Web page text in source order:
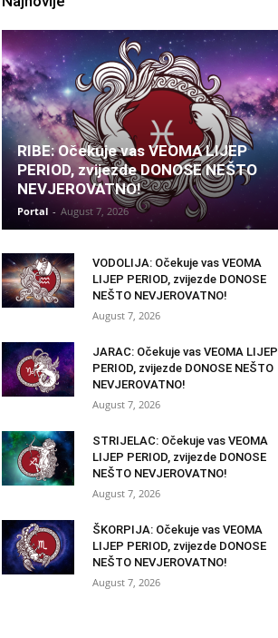
RIBE: Očekuje vas VEOMA LIJEP
PERIOD, zvijezde DONOSE NEŠTO
NEVJEROVATNO!
Portal - August 7, 2026
VODOLIJA: Očekuje vas VEOMA
LIJEP PERIOD, zvijezde DONOSE
NEŠTO NEVJEROVATNO!
August 7, 2026
JARAC: Očekuje vas VEOMA LIJEP
PERIOD, zvijezde DONOSE NEŠTO
NEVJEROVATNO!
August 7, 2026
STRIJELAC: Očekuje vas VEOMA
LIJEP PERIOD, zvijezde DONOSE
NEŠTO NEVJEROVATNO!
August 7, 2026
ŠKORPIJA: Očekuje vas VEOMA
LIJEP PERIOD, zvijezde DONOSE
NEŠTO NEVJEROVATNO!
August 7, 2026